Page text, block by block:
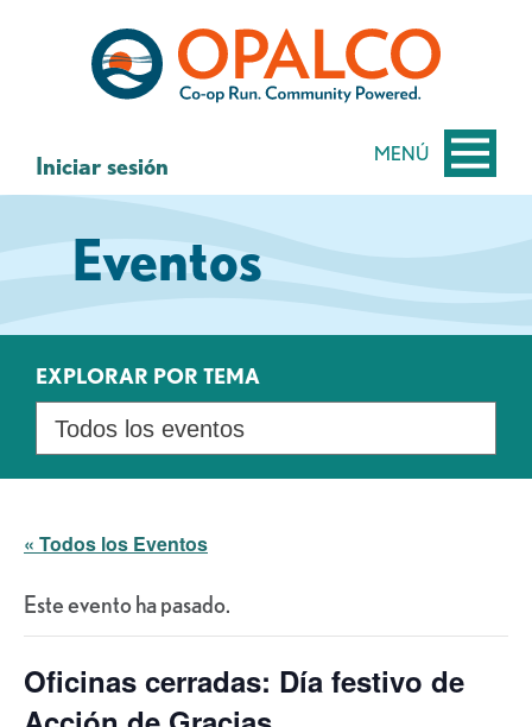
contenido
MENÚ
Iniciar sesión
Eventos
EXPLORAR POR TEMA
« Todos los Eventos
Este evento ha pasado.
Oficinas cerradas: Día festivo de